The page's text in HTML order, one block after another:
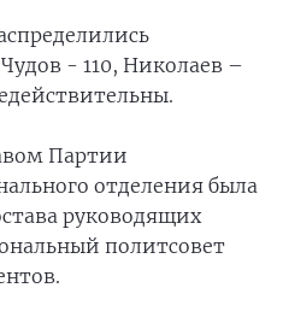
- 110, Николаев –
Партии
отделения была
руководящих
политсовет